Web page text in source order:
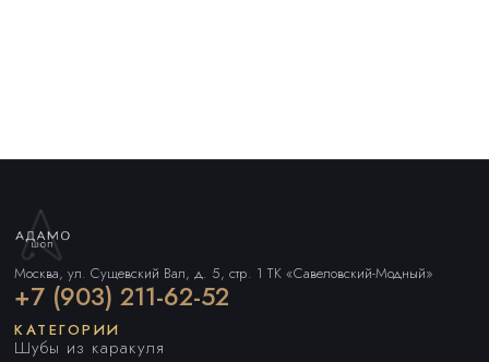
Москва, ул. Сущевский Вал, д. 5, стр. 1 ТК «Савеловский-Модный»
+7 (903) 211-62-52
КАТЕГОРИИ
Шубы из каракуля